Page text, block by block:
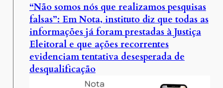
“Não somos nós que realizamos pesquisas
falsas”: Em Nota, instituto diz que todas as
informações já foram prestadas à Justiça
Eleitoral e que ações recorrentes
evidenciam tentativa desesperada de
desqualificação